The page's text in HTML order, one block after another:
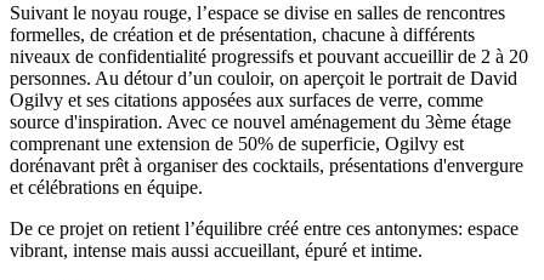
Suivant le noyau rouge, l’espace se divise en salles de rencontres
formelles, de création et de présentation, chacune à différents
niveaux de confidentialité progressifs et pouvant accueillir de 2 à 20
personnes. Au détour d’un couloir, on aperçoit le portrait de David
Ogilvy et ses citations apposées aux surfaces de verre, comme
source d'inspiration. Avec ce nouvel aménagement du 3ème étage
comprenant une extension de 50% de superficie, Ogilvy est
dorénavant prêt à organiser des cocktails, présentations d'envergure
et célébrations en équipe.
De ce projet on retient l’équilibre créé entre ces antonymes: espace
vibrant, intense mais aussi accueillant, épuré et intime.